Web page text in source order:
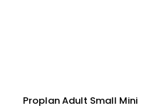
Proplan Adult Small Mini